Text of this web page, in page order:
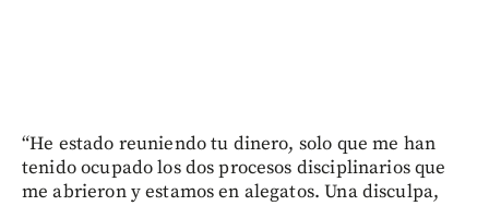
“He estado reuniendo tu dinero, solo que me han
tenido ocupado los dos procesos disciplinarios que
me abrieron y estamos en alegatos. Una disculpa,